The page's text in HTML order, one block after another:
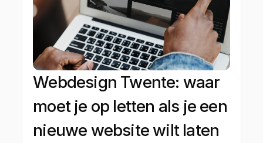
Webdesign Twente: waar
moet je op letten als je een
nieuwe website wilt laten